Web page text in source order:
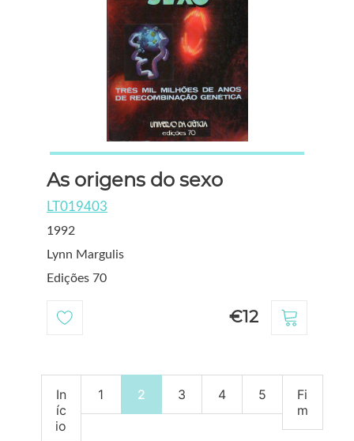
As origens do sexo
LT019403
1992
Lynn Margulis
Edições 70
€12
In
íc
io
1 2 3 4 5
Fi
m